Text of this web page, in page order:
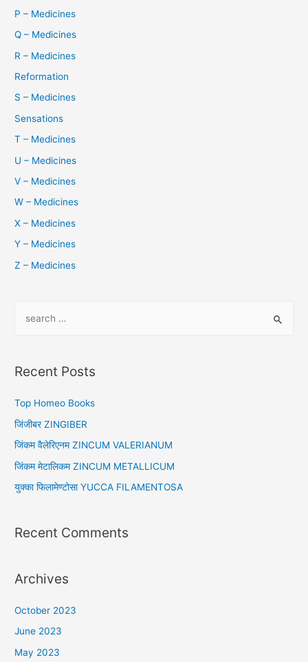
P – Medicines
Q – Medicines
R – Medicines
Reformation
S – Medicines
Sensations
T – Medicines
U – Medicines
V – Medicines
W – Medicines
X – Medicines
Y – Medicines
Z – Medicines
r
h
f
o
Recent Posts
Top Homeo Books
जिंजीबर ZINGIBER
जिंकम वैलेरिएनम ZINCUM VALERIANUM
जिंकम मेटालिकम ZINCUM METALLICUM
युक्का फिलामेण्टोसा YUCCA FILAMENTOSA
Recent Comments
Archives
October 2023
June 2023
May 2023